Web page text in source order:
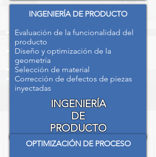
INGENIERÍA DE PRODUCTO
Evaluación de la funcionalidad del
producto
Diseño y optimización de la
geometría
Selección de material​
Corrección de defectos de piezas
inyectadas
INGENIERÍA
DE
PRODUCTO
OPTIMIZACIÓN DE PROCESO